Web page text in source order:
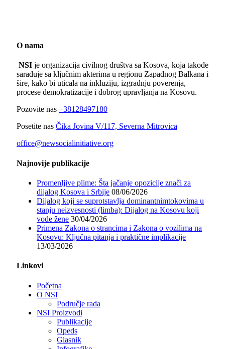
O nama
NSI je organizacija civilnog društva sa Kosova, koja takođe
sarađuje sa ključnim akterima u regionu Zapadnog Balkana i
šire, kako bi uticala na inkluziju, izgradnju poverenja,
procese demokratizacije i dobrog upravljanja na Kosovu.
Pozovite nas +38128497180
Posetite nas Čika Jovina V/117, Severna Mitrovica
office@newsocialinitiative.org
Najnovije publikacije
Promenljive plime: Šta jačanje opozicije znači za
dijalog Kosova i Srbije 08/06/2026
Dijalog koji se suprotstavlja dominantnimtokovima u
stanju neizvesnosti (limba): Dijalog na Kosovu koji
vode žene 30/04/2026
Primena Zakona o strancima i Zakona o vozilima na
Kosovu: Ključna pitanja i praktične implikacije
13/03/2026
Linkovi
Početna
O NSI
Područje rada
NSI Proizvodi
Publikacije
Opeds
Glasnik